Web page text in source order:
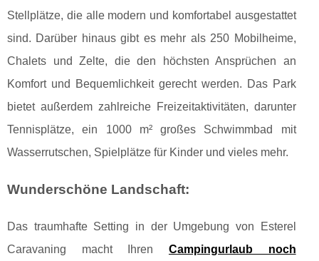
Stellplätze, die alle modern und komfortabel ausgestattet
sind. Darüber hinaus gibt es mehr als 250 Mobilheime,
Chalets und Zelte, die den höchsten Ansprüchen an
Komfort und Bequemlichkeit gerecht werden. Das Park
bietet außerdem zahlreiche Freizeitaktivitäten, darunter
Tennisplätze, ein 1000 m² großes Schwimmbad mit
Wasserrutschen, Spielplätze für Kinder und vieles mehr.
Wunderschöne Landschaft:
Das traumhafte Setting in der Umgebung von Esterel
Caravaning macht Ihren Campingurlaub noch